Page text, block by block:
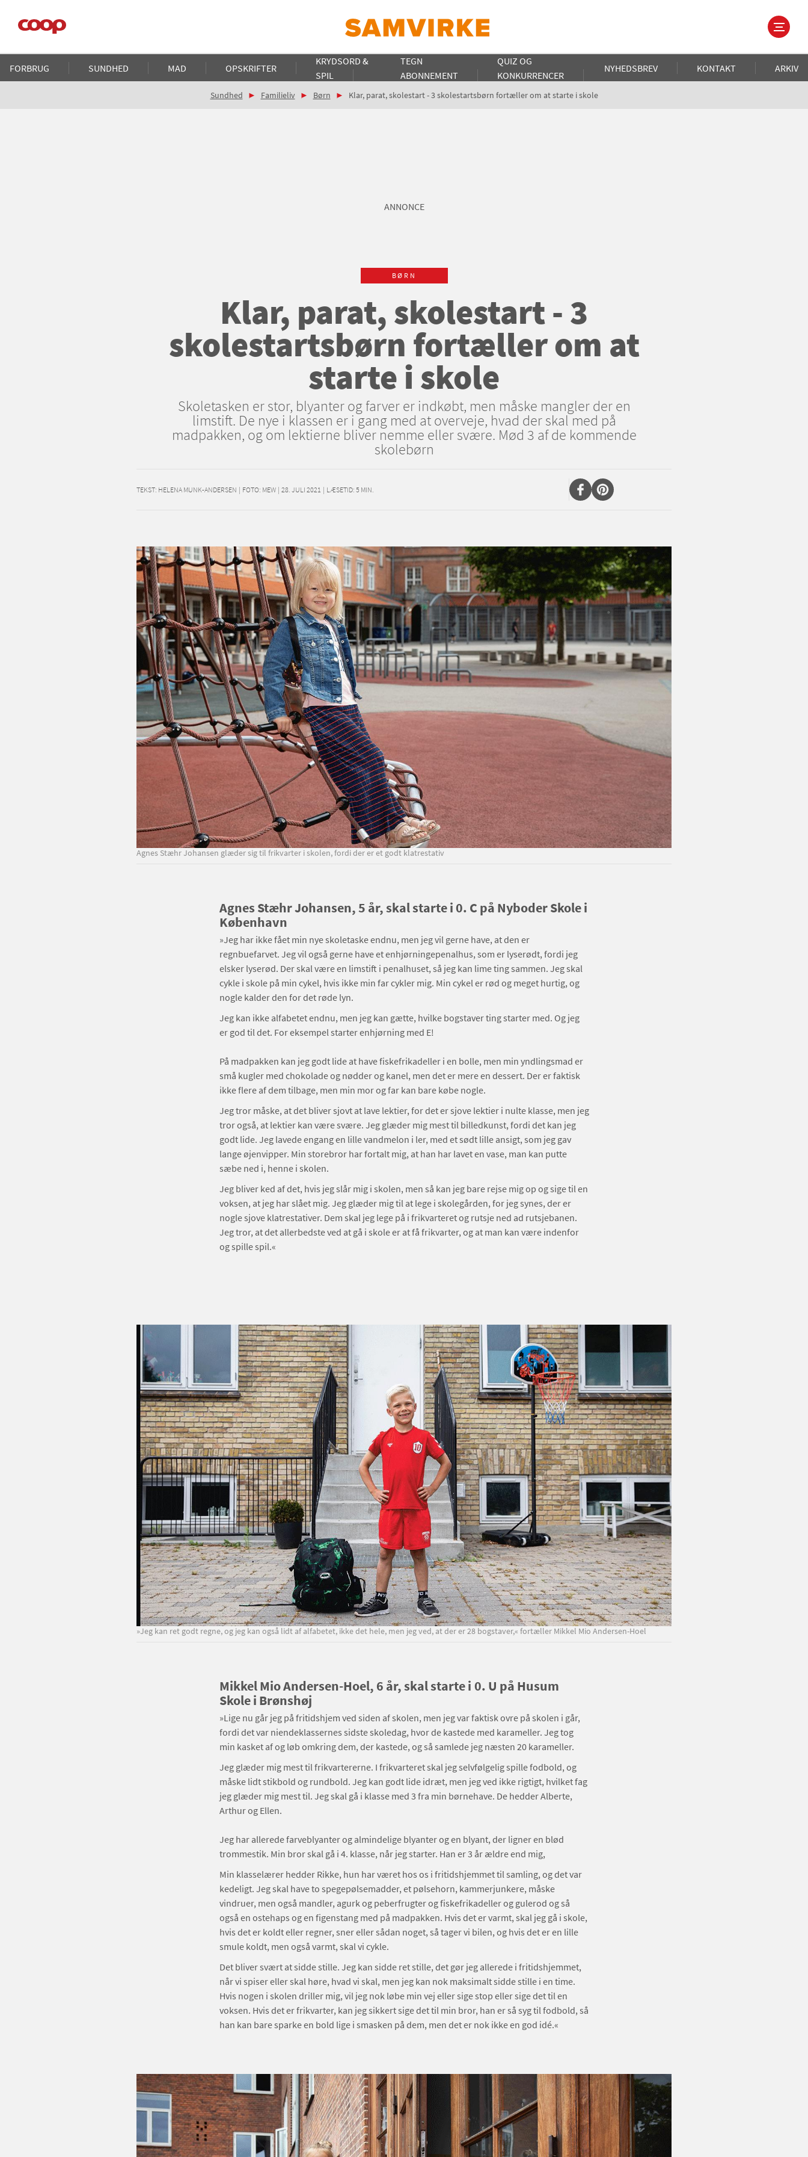
hovedindhold
Main
navigation
FORBRUG SUNDHED MAD OPSKRIFTER
KRYDSORD &
SPIL
TEGN
ABONNEMENT
QUIZ OG
KONKURRENCER
NYHEDSBREV KONTAKT ARKIV
Brødkrumme
Sundhed Familieliv Børn Klar, parat, skolestart - 3 skolestartsbørn fortæller om at starte i skole
ANNONCE
BØRN
Klar, parat, skolestart - 3
skolestartsbørn fortæller om at
starte i skole
Skoletasken er stor, blyanter og farver er indkøbt, men måske mangler der en
limstift. De nye i klassen er i gang med at overveje, hvad der skal med på
madpakken, og om lektierne bliver nemme eller svære. Mød 3 af de kommende
skolebørn
TEKST: HELENA MUNK-ANDERSEN | FOTO: MEW | 28. JULI 2021 | LÆSETID: 5 MIN.
Agnes Stæhr Johansen glæder sig til frikvarter i skolen, fordi der er et godt klatrestativ
Agnes Stæhr Johansen, 5 år, skal starte i 0. C på Nyboder Skole i
København
»Jeg har ikke fået min nye skoletaske endnu, men jeg vil gerne have, at den er
regnbuefarvet. Jeg vil også gerne have et enhjørningepenalhus, som er lyserødt, fordi jeg
elsker lyserød. Der skal være en limstift i penalhuset, så jeg kan lime ting sammen. Jeg skal
cykle i skole på min cykel, hvis ikke min far cykler mig. Min cykel er rød og meget hurtig, og
nogle kalder den for det røde lyn.
Jeg kan ikke alfabetet endnu, men jeg kan gætte, hvilke bogstaver ting starter med. Og jeg
er god til det. For eksempel starter enhjørning med E!
På madpakken kan jeg godt lide at have fiskefrikadeller i en bolle, men min yndlingsmad er
små kugler med chokolade og nødder og kanel, men det er mere en dessert. Der er faktisk
ikke flere af dem tilbage, men min mor og far kan bare købe nogle.
Jeg tror måske, at det bliver sjovt at lave lektier, for det er sjove lektier i nulte klasse, men jeg
tror også, at lektier kan være svære. Jeg glæder mig mest til billedkunst, fordi det kan jeg
godt lide. Jeg lavede engang en lille vandmelon i ler, med et sødt lille ansigt, som jeg gav
lange øjenvipper. Min storebror har fortalt mig, at han har lavet en vase, man kan putte
sæbe ned i, henne i skolen.
Jeg bliver ked af det, hvis jeg slår mig i skolen, men så kan jeg bare rejse mig op og sige til en
voksen, at jeg har slået mig. Jeg glæder mig til at lege i skolegården, for jeg synes, der er
nogle sjove klatrestativer. Dem skal jeg lege på i frikvarteret og rutsje ned ad rutsjebanen.
Jeg tror, at det allerbedste ved at gå i skole er at få frikvarter, og at man kan være indenfor
og spille spil.«
»Jeg kan ret godt regne, og jeg kan også lidt af alfabetet, ikke det hele, men jeg ved, at der er 28 bogstaver,« fortæller Mikkel Mio Andersen-Hoel
Mikkel Mio Andersen-Hoel, 6 år, skal starte i 0. U på Husum
Skole i Brønshøj
»Lige nu går jeg på fritidshjem ved siden af skolen, men jeg var faktisk ovre på skolen i går,
fordi det var niendeklassernes sidste skoledag, hvor de kastede med karameller. Jeg tog
min kasket af og løb omkring dem, der kastede, og så samlede jeg næsten 20 karameller.
Jeg glæder mig mest til frikvartererne. I frikvarteret skal jeg selvfølgelig spille fodbold, og
måske lidt stikbold og rundbold. Jeg kan godt lide idræt, men jeg ved ikke rigtigt, hvilket fag
jeg glæder mig mest til. Jeg skal gå i klasse med 3 fra min børnehave. De hedder Alberte,
Arthur og Ellen.
Jeg har allerede farveblyanter og almindelige blyanter og en blyant, der ligner en blød
trommestik. Min bror skal gå i 4. klasse, når jeg starter. Han er 3 år ældre end mig,
Min klasselærer hedder Rikke, hun har været hos os i fritidshjemmet til samling, og det var
kedeligt. Jeg skal have to spegepølsemadder, et pølsehorn, kammerjunkere, måske
vindruer, men også mandler, agurk og peberfrugter og fiskefrikadeller og gulerod og så
også en ostehaps og en figenstang med på madpakken. Hvis det er varmt, skal jeg gå i skole,
hvis det er koldt eller regner, sner eller sådan noget, så tager vi bilen, og hvis det er en lille
smule koldt, men også varmt, skal vi cykle.
Det bliver svært at sidde stille. Jeg kan sidde ret stille, det gør jeg allerede i fritidshjemmet,
når vi spiser eller skal høre, hvad vi skal, men jeg kan nok maksimalt sidde stille i en time.
Hvis nogen i skolen driller mig, vil jeg nok løbe min vej eller sige stop eller sige det til en
voksen. Hvis det er frikvarter, kan jeg sikkert sige det til min bror, han er så syg til fodbold, så
han kan bare sparke en bold lige i smasken på dem, men det er nok ikke en god idé.«